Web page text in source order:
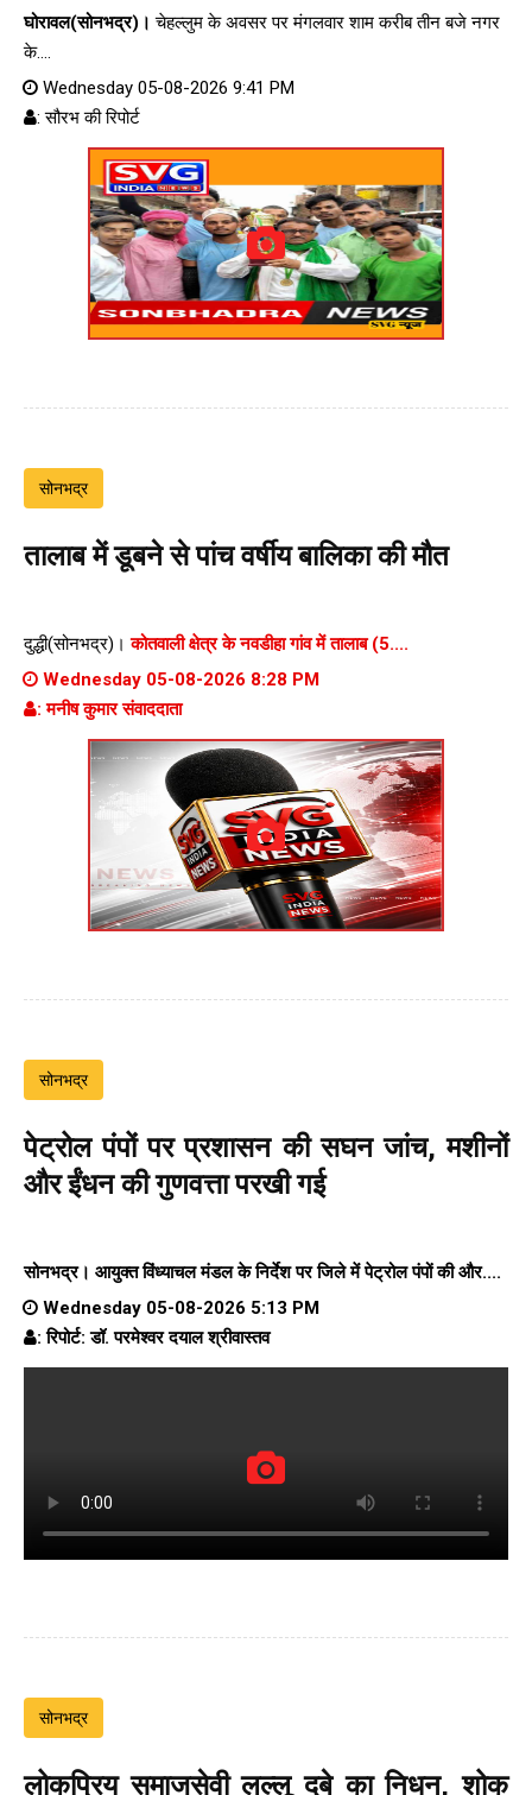
घोरावल(सोनभद्र)। चेहल्लुम के अवसर पर मंगलवार शाम करीब तीन बजे नगर
के....
Wednesday 05-08-2026 9:41 PM
: सौरभ की रिपोर्ट
सोनभद्र
तालाब में डूबने से पांच वर्षीय बालिका की मौत
दुद्धी(सोनभद्र)।कोतवाली क्षेत्र के नवडीहा गांव में तालाब (5....
Wednesday 05-08-2026 8:28 PM
: मनीष कुमार संवाददाता
सोनभद्र
पेट्रोल पंपों पर प्रशासन की सघन जांच, मशीनों
और ईंधन की गुणवत्ता परखी गई
सोनभद्र। आयुक्त विंध्याचल मंडल के निर्देश पर जिले में पेट्रोल पंपों की और....
Wednesday 05-08-2026 5:13 PM
: रिपोर्ट: डॉ. परमेश्वर दयाल श्रीवास्तव
सोनभद्र
लोकप्रिय समाजसेवी लल्लू दूबे का निधन, शोक